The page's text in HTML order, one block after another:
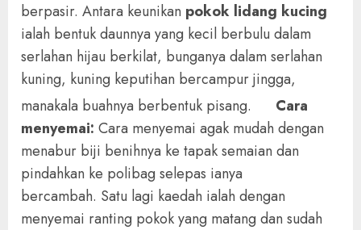
berpasir. Antara keunikan pokok lidang kucing
ialah bentuk daunnya yang kecil berbulu dalam
serlahan hijau berkilat, bunganya dalam serlahan
kuning, kuning keputihan bercampur jingga,
manakala buahnya berbentuk pisang.
Cara
menyemai: Cara menyemai agak mudah dengan
menabur biji benihnya ke tapak semaian dan
pindahkan ke polibag selepas ianya
bercambah. Satu lagi kaedah ialah dengan
menyemai ranting pokok yang matang dan sudah